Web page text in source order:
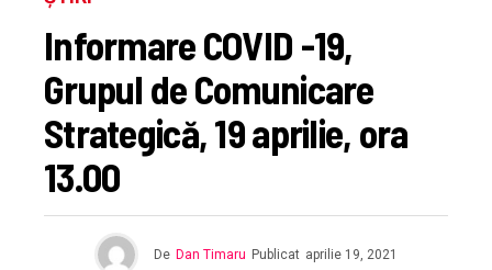
Informare COVID -19,
Grupul de Comunicare
Strategică, 19 aprilie, ora
13.00
De Dan Timaru Publicat aprilie 19, 2021